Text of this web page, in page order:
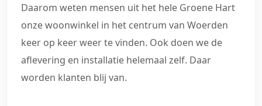
Daarom weten mensen uit het hele Groene Hart
onze woonwinkel in het centrum van Woerden
keer op keer weer te vinden. Ook doen we de
aflevering en installatie helemaal zelf. Daar
worden klanten blij van.